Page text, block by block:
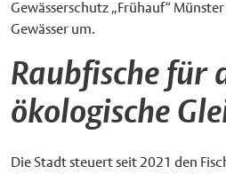
Gewässerschutz „Frühauf“
Gewässer um.
Raubfische für
ökologische
Die Stadt steuert seit 2021 den